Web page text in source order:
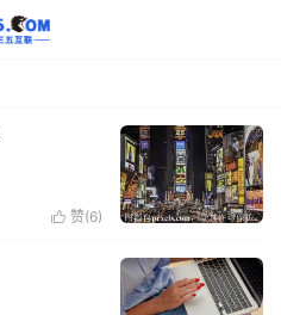
 赞(6)